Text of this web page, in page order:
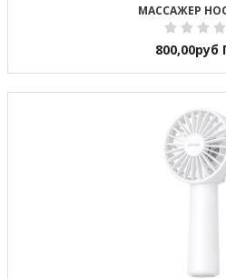
МАССАЖЕР
800,00руб